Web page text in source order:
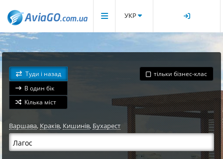
УКР
Туди і назад
В один бік
Кілька міст
тільки бізнес-клас
Варшава,Краків, Кишинів, Бухарест